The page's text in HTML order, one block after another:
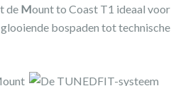
de Mount to Coast T1 ideaal voor
bospaden tot technische